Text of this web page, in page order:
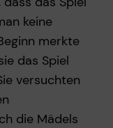
keine
merkte
das Spiel
versuchten
die Mädels